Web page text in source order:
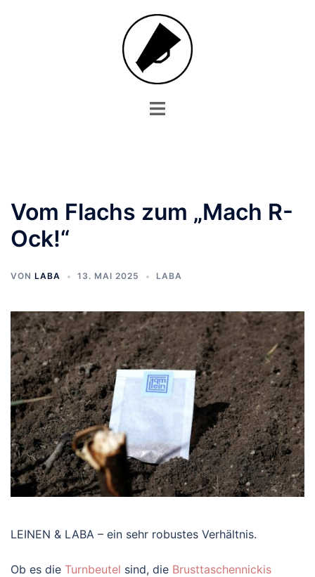
Menü
Vom Flachs zum „Mach R-
Ock!“
VON LABA 13. MAI 2025 LABA
LEINEN & LABA – ein sehr robustes Verhältnis.
Ob es die Turnbeutel sind, die Brusttaschennickis